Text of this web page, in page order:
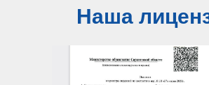
Наша